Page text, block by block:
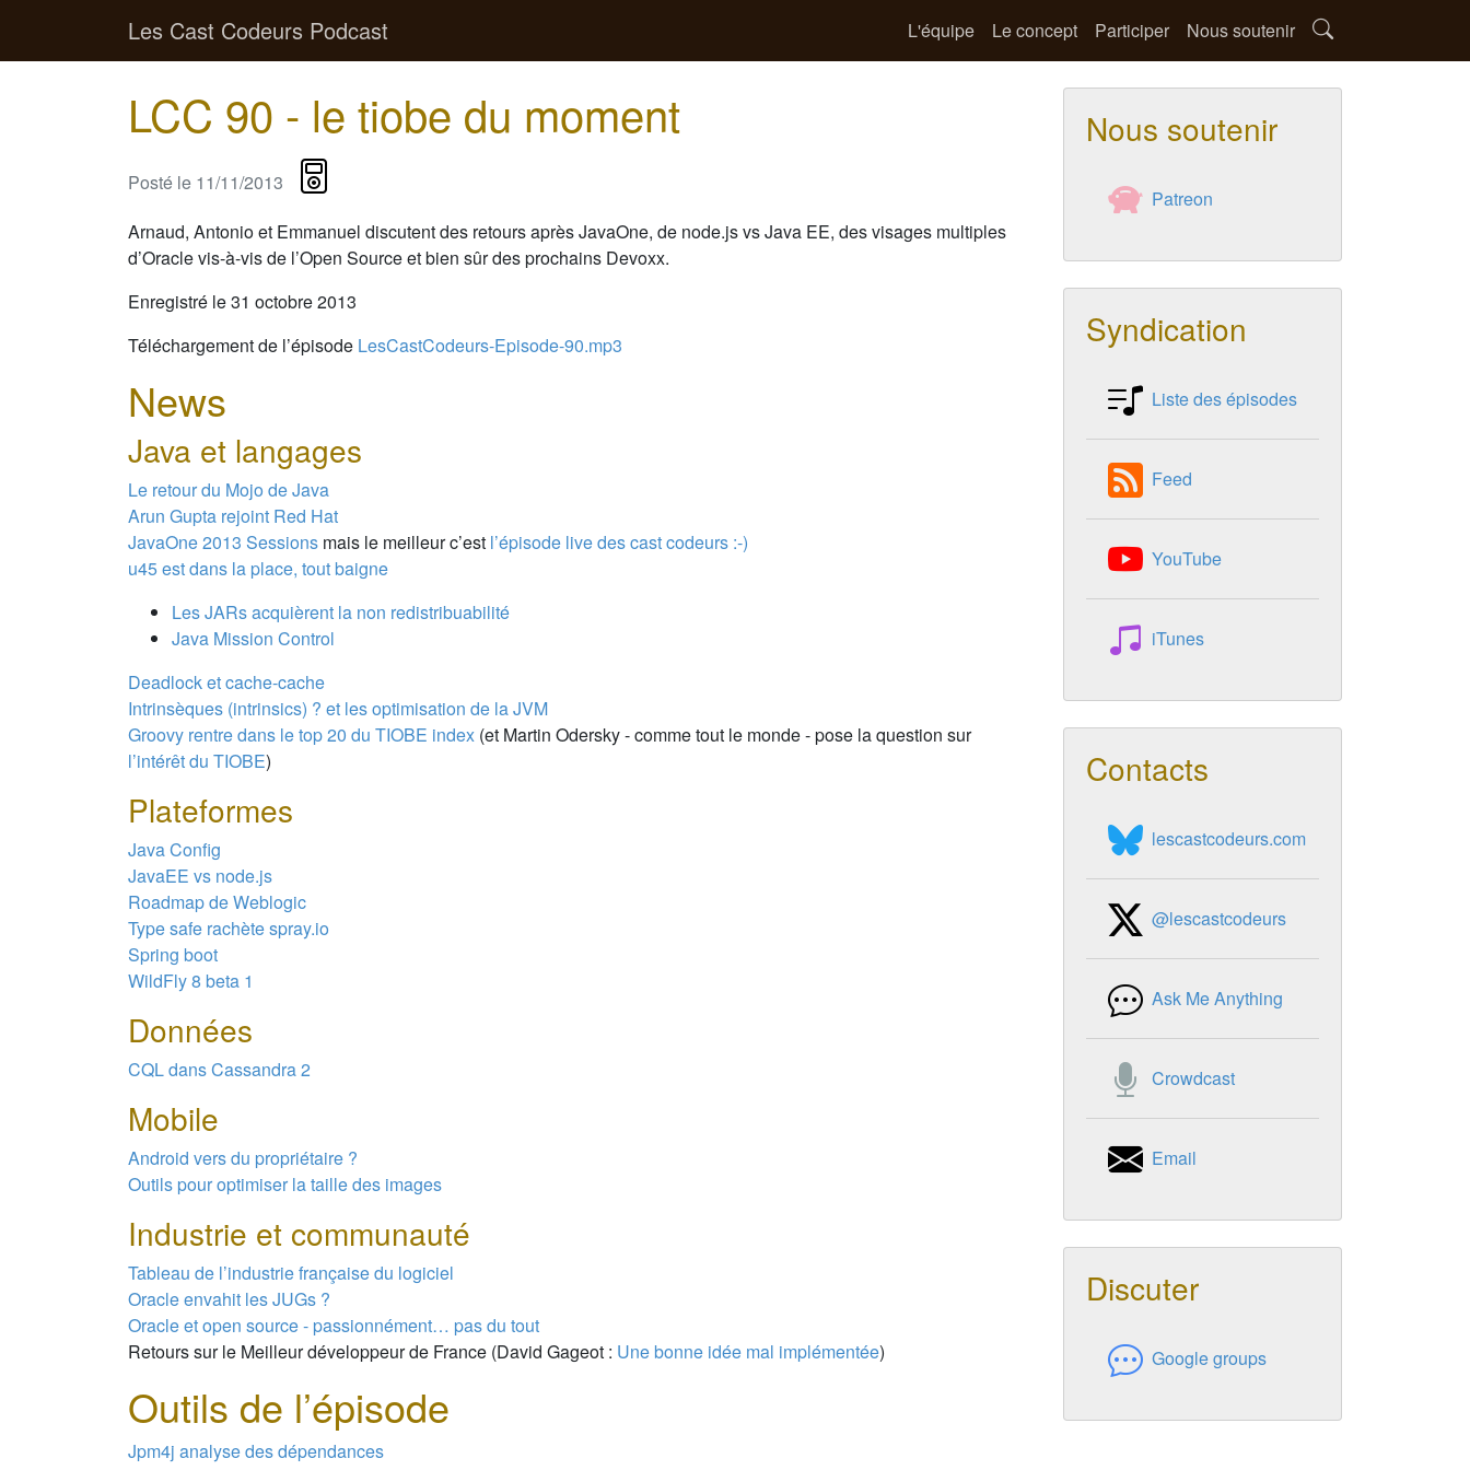
Les Cast Codeurs Podcast L'équipe Le concept Participer Nous soutenir
LCC 90 - le tiobe du moment
Posté le 11/11/2013
Arnaud, Antonio et Emmanuel discutent des retours après JavaOne, de node.js vs Java EE, des visages multiples
d’Oracle vis-à-vis de l’Open Source et bien sûr des prochains Devoxx.
Enregistré le 31 octobre 2013
Téléchargement de l’épisode LesCastCodeurs-Episode-90.mp3
News
Java et langages
Le retour du Mojo de Java
Arun Gupta rejoint Red Hat
JavaOne 2013 Sessions mais le meilleur c’est l’épisode live des cast codeurs :-)
u45 est dans la place, tout baigne
Les JARs acquièrent la non redistribuabilité
Java Mission Control
Deadlock et cache-cache
Intrinsèques (intrinsics) ? et les optimisation de la JVM
Groovy rentre dans le top 20 du TIOBE index (et Martin Odersky - comme tout le monde - pose la question sur
l’intérêt du TIOBE)
Plateformes
Java Config
JavaEE vs node.js
Roadmap de Weblogic
Type safe rachète spray.io
Spring boot
WildFly 8 beta 1
Données
CQL dans Cassandra 2
Mobile
Android vers du propriétaire ?
Outils pour optimiser la taille des images
Industrie et communauté
Tableau de l’industrie française du logiciel
Oracle envahit les JUGs ?
Oracle et open source - passionnément… pas du tout
Retours sur le Meilleur développeur de France (David Gageot : Une bonne idée mal implémentée)
Outils de l’épisode
Jpm4j analyse des dépendances
Nous soutenir
Patreon
Syndication
Liste des épisodes
Feed
YouTube
iTunes
Contacts
lescastcodeurs.com
@lescastcodeurs
Ask Me Anything
Crowdcast
Email
Discuter
Google groups